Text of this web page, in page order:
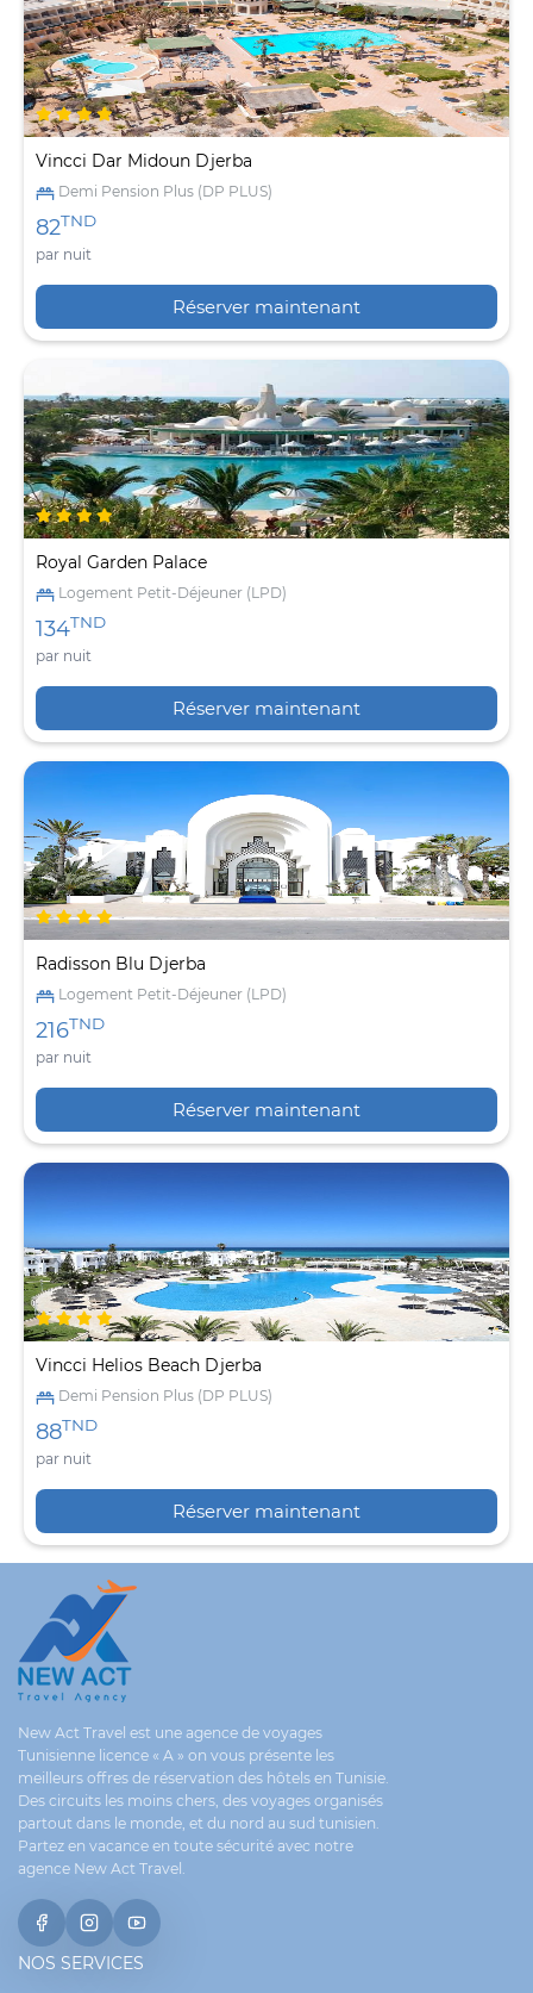
Vincci Dar Midoun Djerba
Demi Pension Plus (DP PLUS)
82TND
par nuit
Réserver maintenant
Royal Garden Palace
Logement Petit-Déjeuner (LPD)
134TND
par nuit
Réserver maintenant
Radisson Blu Djerba
Logement Petit-Déjeuner (LPD)
216TND
par nuit
Réserver maintenant
Vincci Helios Beach Djerba
Demi Pension Plus (DP PLUS)
88TND
par nuit
Réserver maintenant
New Act Travel est une agence de voyages
Tunisienne licence « A » on vous présente les
meilleurs offres de réservation des hôtels en Tunisie.
Des circuits les moins chers, des voyages organisés
partout dans le monde, et du nord au sud tunisien.
Partez en vacance en toute sécurité avec notre
agence New Act Travel.
NOS SERVICES